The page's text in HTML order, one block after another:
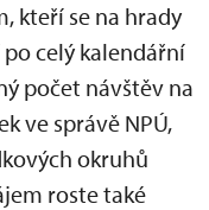
kteří se na hrady
celý kalendářní
počet návštěv na
ve správě NPÚ,
okruhů
roste také